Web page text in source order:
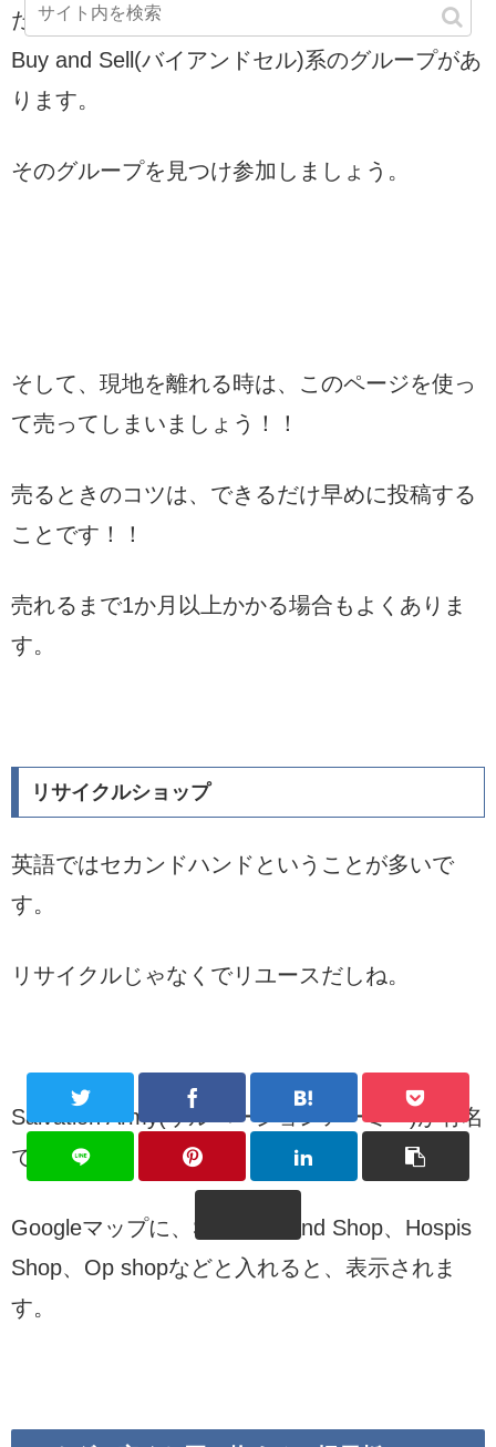
だいたいどこの地区もローカルのグループで
Buy and Sell(バイアンドセル)系のグループがあ
ります。
そのグループを見つけ参加しましょう。
そして、現地を離れる時は、このページを使っ
て売ってしまいましょう！！
売るときのコツは、できるだけ早めに投稿する
ことです！！
売れるまで1か月以上かかる場合もよくありま
す。
リサイクルショップ
英語ではセカンドハンドということが多いで
す。
リサイクルじゃなくでリユースだしね。
Salvation Army(サルベーションアーミー)が有名
です。
Googleマップに、Second Hand Shop、Hospis
Shop、Op shopなどと入れると、表示されま
す。